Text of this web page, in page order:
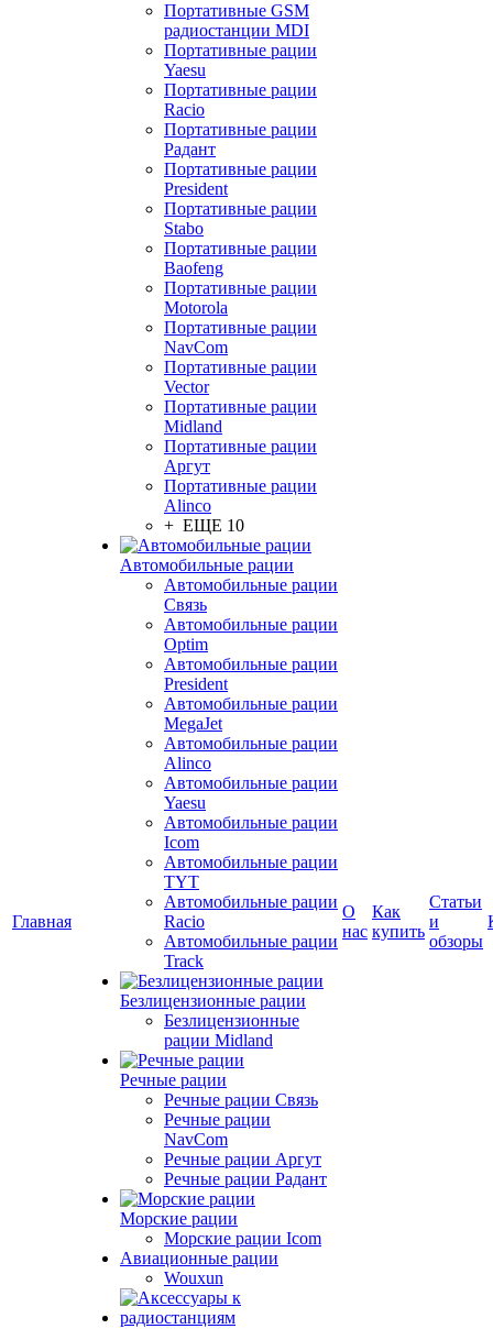
Главная
Портативные GSM
радиостанции MDI
Портативные рации
Yaesu
Портативные рации
Racio
Портативные рации
Радант
Портативные рации
President
Портативные рации
Stabo
Портативные рации
Baofeng
Портативные рации
Motorola
Портативные рации
NavCom
Портативные рации
Vector
Портативные рации
Midland
Портативные рации
Аргут
Портативные рации
Alinco
+ ЕЩЕ 10
Автомобильные рации
Автомобильные рации
Связь
Автомобильные рации
Optim
Автомобильные рации
President
Автомобильные рации
MegaJet
Автомобильные рации
Alinco
Автомобильные рации
Yaesu
Автомобильные рации
Icom
Автомобильные рации
TYT
Автомобильные рации
Racio
Автомобильные рации
Track
Безлицензионные рации
Безлицензионные
рации Midland
Речные рации
Речные рации Связь
Речные рации
NavCom
Речные рации Аргут
Речные рации Радант
Морские рации
Морские рации Icom
Авиационные рации
Wouxun
О
нас
Как
купить
Статьи
и
обзоры